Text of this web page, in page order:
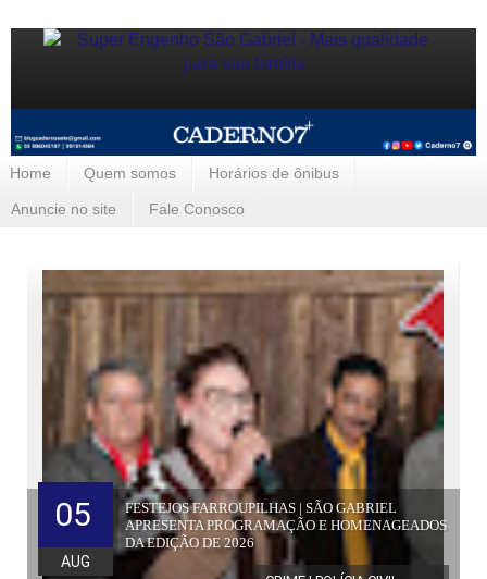
Home Quem somos Horários de ônibus
Anuncie no site Fale Conosco
FESTEJOS FARROUPILHAS | SÃO GABRIEL
APRESENTA PROGRAMAÇÃO E HOMENAGEADOS
DA EDIÇÃO DE 2026
05
AUG